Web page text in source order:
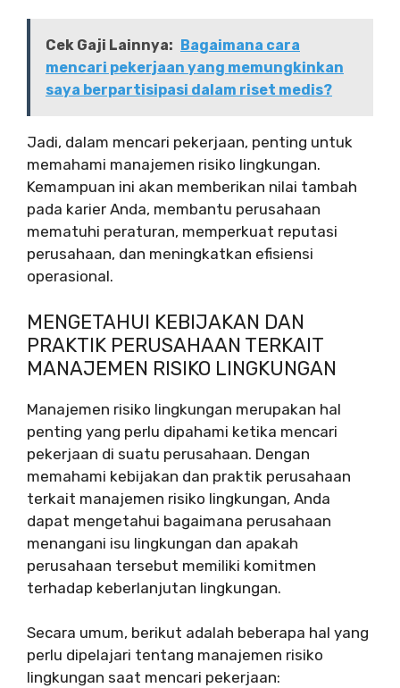
Cek Gaji Lainnya: Bagaimana cara
mencari pekerjaan yang memungkinkan
saya berpartisipasi dalam riset medis?
Jadi, dalam mencari pekerjaan, penting untuk
memahami manajemen risiko lingkungan.
Kemampuan ini akan memberikan nilai tambah
pada karier Anda, membantu perusahaan
mematuhi peraturan, memperkuat reputasi
perusahaan, dan meningkatkan efisiensi
operasional.
MENGETAHUI KEBIJAKAN DAN
PRAKTIK PERUSAHAAN TERKAIT
MANAJEMEN RISIKO LINGKUNGAN
Manajemen risiko lingkungan merupakan hal
penting yang perlu dipahami ketika mencari
pekerjaan di suatu perusahaan. Dengan
memahami kebijakan dan praktik perusahaan
terkait manajemen risiko lingkungan, Anda
dapat mengetahui bagaimana perusahaan
menangani isu lingkungan dan apakah
perusahaan tersebut memiliki komitmen
terhadap keberlanjutan lingkungan.
Secara umum, berikut adalah beberapa hal yang
perlu dipelajari tentang manajemen risiko
lingkungan saat mencari pekerjaan: